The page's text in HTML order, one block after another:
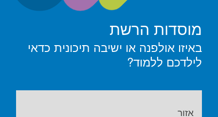
מוסדות הרשת
באיזו אולפנה או ישיבה תיכונית כדאי
לילדכם ללמוד?